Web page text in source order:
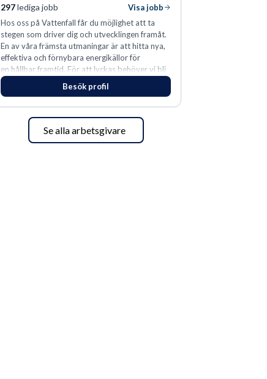
297lediga jobb
Visa jobb
Hos oss på Vattenfall får du möjlighet att ta
stegen som driver dig och utvecklingen framåt.
En av våra främsta utmaningar är att hitta nya,
effektiva och förnybara energikällor för
en hållbar framtid. För att lyckas behöver vi bli
fler medarbetare som vill göra skillnad.
Besök profil
Se alla arbetsgivare